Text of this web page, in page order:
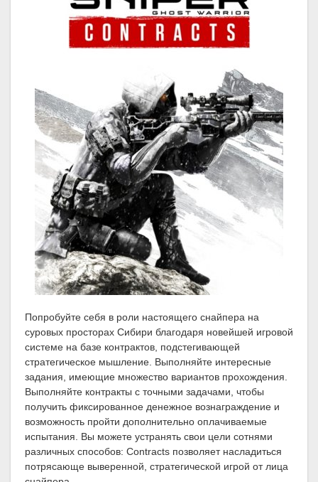
Попробуйте себя в роли настоящего снайпера на
суровых просторах Сибири благодаря новейшей игровой
системе на базе контрактов, подстегивающей
стратегическое мышление. Выполняйте интересные
задания, имеющие множество вариантов прохождения.
Выполняйте контракты с точными задачами, чтобы
получить фиксированное денежное вознаграждение и
возможность пройти дополнительно оплачиваемые
испытания. Вы можете устранять свои цели сотнями
различных способов: Contracts позволяет насладиться
потрясающе выверенной, стратегической игрой от лица